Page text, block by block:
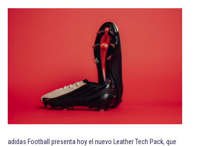
adidas Football presenta hoy el nuevo Leather Tech Pack, que